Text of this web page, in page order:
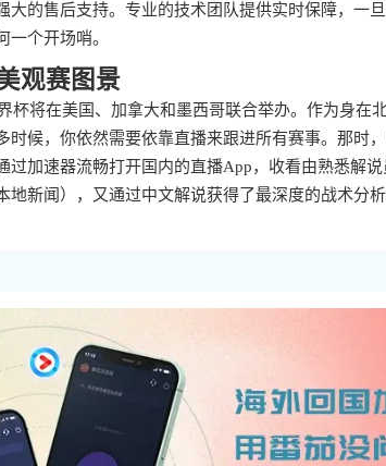
大的售后支持。专业的技术团队提供实时保障，一
个开场哨。
观赛图景
杯将在美国、加拿大和墨西哥联合举办。作为身在
候，你依然需要依靠直播来跟进所有赛事。那时
过加速器流畅打开国内的直播App，收看由熟悉解
新闻），又通过中文解说获得了最深度的战术分